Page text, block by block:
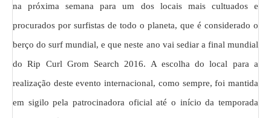
na próxima semana para um dos locais mais cultuados e
procurados por surfistas de todo o planeta, que é considerado o
berço do surf mundial, e que neste ano vai sediar a final mundial
do Rip Curl Grom Search 2016. A escolha do local para a
realização deste evento internacional, como sempre, foi mantida
em sigilo pela patrocinadora oficial até o início da temporada